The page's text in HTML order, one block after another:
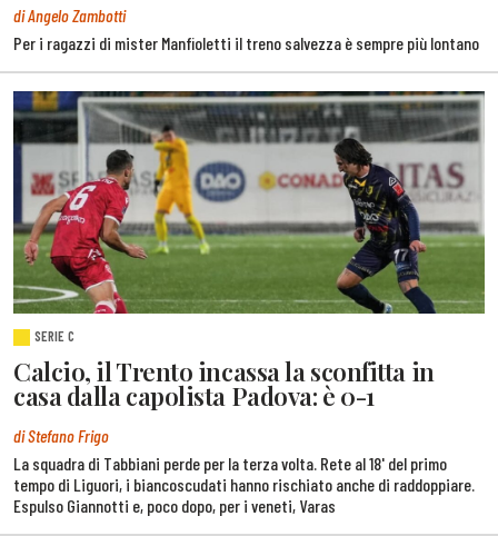
di Angelo Zambotti
Per i ragazzi di mister Manfioletti il treno salvezza è sempre più lontano
SERIE C
Calcio, il Trento incassa la sconfitta in
casa dalla capolista Padova: è 0-1
di Stefano Frigo
La squadra di Tabbiani perde per la terza volta. Rete al 18' del primo
tempo di Liguori, i biancoscudati hanno rischiato anche di raddoppiare.
Espulso Giannotti e, poco dopo, per i veneti, Varas